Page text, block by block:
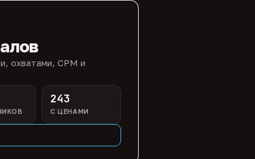
охватами, CPM и
243
С ЦЕНАМИ